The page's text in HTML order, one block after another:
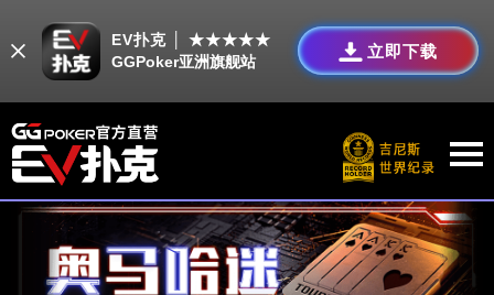
EV扑克 │ ★★★★★
GGPoker亚洲旗舰站
立即下载